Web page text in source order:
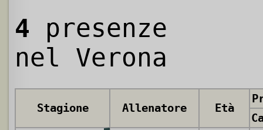
4 presenze
nel Verona
Stagione Allenatore Età